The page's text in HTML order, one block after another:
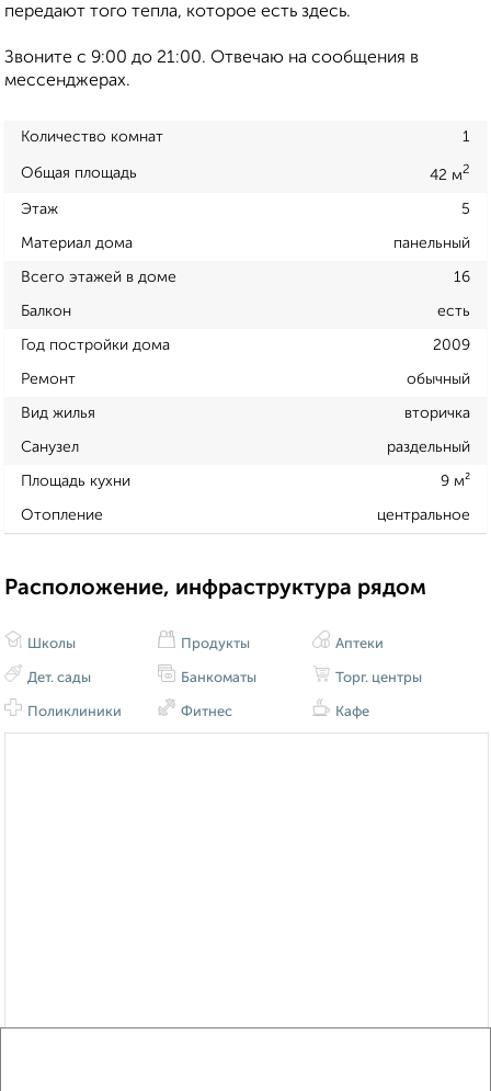
передают того тепла, которое есть здесь.
Звоните с 9:00 до 21:00. Отвечаю на сообщения в
мессенджерах.
Количество комнат 1
Общая площадь 42 м2
Этаж 5
Материал дома панельный
Всего этажей в доме 16
Балкон есть
Год постройки дома 2009
Ремонт обычный
Вид жилья вторичка
Санузел раздельный
Площадь кухни 9 м²
Отопление центральное
Расположение, инфраструктура рядом
Школы
Дет. сады
Поликлиники
Продукты
Банкоматы
Фитнес
Аптеки
Торг. центры
Кафе